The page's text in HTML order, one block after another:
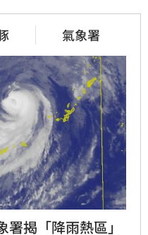
氣象署
揭「降雨熱區」